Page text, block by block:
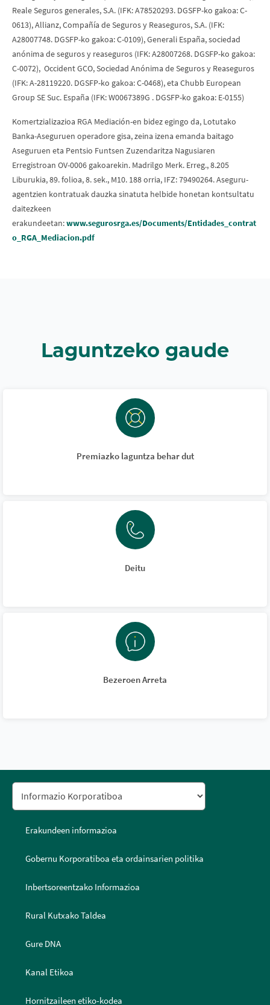
Reale Seguros generales, S.A. (IFK: A78520293. DGSFP-ko gakoa: C-
0613), Allianz, Compañía de Seguros y Reaseguros, S.A. (IFK:
A28007748. DGSFP-ko gakoa: C-0109), Generali España, sociedad
anónima de seguros y reaseguros (IFK: A28007268. DGSFP-ko gakoa:
C-0072), Occident GCO, Sociedad Anónima de Seguros y Reaseguros
(IFK: A-28119220. DGSFP-ko gakoa: C-0468), eta Chubb European
Group SE Suc. España (IFK: W0067389G . DGSFP-ko gakoa: E-0155)
Komertzializazioa RGA Mediación-en bidez egingo da, Lotutako
Banka-Aseguruen operadore gisa, zeina izena emanda baitago
Aseguruen eta Pentsio Funtsen Zuzendaritza Nagusiaren
Erregistroan OV-0006 gakoarekin. Madrilgo Merk. Erreg., 8.205
Liburukia, 89. folioa, 8. sek., M10. 188 orria, IFZ: 79490264. Aseguru-
agentzien kontratuak dauzka sinatuta helbide honetan kontsultatu
daitezkeen
erakundeetan:www.segurosrga.es/Documents/Entidades_contrat
o_RGA_Mediacion.pdf
Laguntzeko gaude
Premiazko laguntza behar dut
Deitu
Bezeroen Arreta
Erakundeen informazioa
Gobernu Korporatiboa eta ordainsarien politika
Inbertsoreentzako Informazioa
Rural Kutxako Taldea
Gure DNA
Kanal Etikoa
Hornitzaileen etiko-kodea